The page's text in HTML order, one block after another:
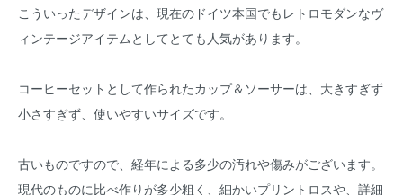
こういったデザインは、現在のドイツ本国でもレトロモダンなヴ
ィンテージアイテムとしてとても人気があります。
コーヒーセットとして作られたカップ＆ソーサーは、大きすぎず
小さすぎず、使いやすいサイズです。
古いものですので、経年による多少の汚れや傷みがございます。
現代のものに比べ作りが多少粗く、細かいプリントロスや、詳細